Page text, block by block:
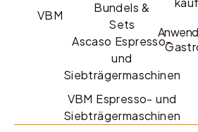
VBM
Bundels &
Sets
Ascaso Espresso-
und
Siebträgermaschinen
VBM Espresso- und
Siebträgermaschinen